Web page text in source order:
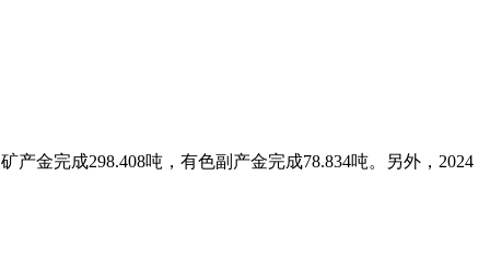
产金完成298.408吨，有色副产金完成78.834吨。另外，2024